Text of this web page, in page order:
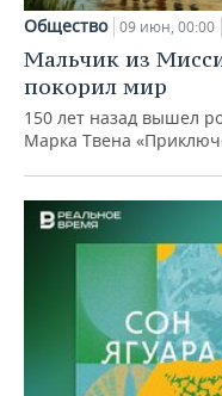
Общество 09 июн, 00:00
Мальчик из
покорил мир
150 лет назад вышел
Марка Твена